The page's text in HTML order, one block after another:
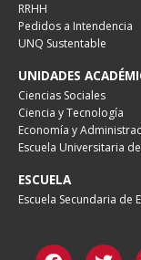
RRHH
Pedidos a Intendencia
UNQ Sustentable
UNIDADES
Ciencias Sociales
Ciencia y Tecnología
Economía y
Escuela Universitaria
ESCUELA
Escuela Secundaria de